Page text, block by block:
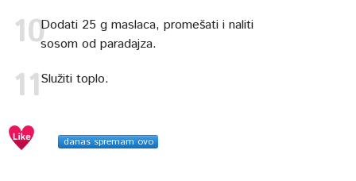
Dodati 25 g maslaca, promešati i naliti
sosom od paradajza.
Služiti toplo.
danas spremam ovo